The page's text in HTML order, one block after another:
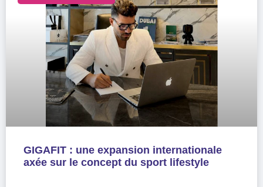
GIGAFIT : une expansion internationale
axée sur le concept du sport lifestyle